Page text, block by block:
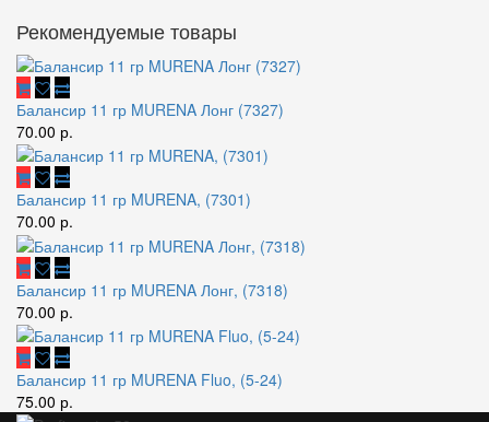
Рекомендуемые товары
Балансир 11 гр MURENA Лонг (7327)
70.00 р.
Балансир 11 гр MURENA, (7301)
70.00 р.
Балансир 11 гр MURENA Лонг, (7318)
70.00 р.
Балансир 11 гр MURENA Fluo, (5-24)
75.00 р.